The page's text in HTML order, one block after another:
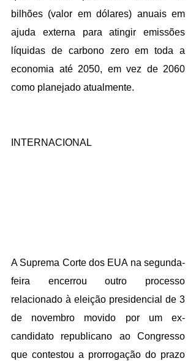
bilhões (valor em dólares) anuais em
ajuda externa para atingir emissões
líquidas de carbono zero em toda a
economia até 2050, em vez de 2060
como planejado atualmente.
INTERNACIONAL
A Suprema Corte dos EUA na segunda-
feira encerrou outro processo
relacionado à eleição presidencial de 3
de novembro movido por um ex-
candidato republicano ao Congresso
que contestou a prorrogação do prazo